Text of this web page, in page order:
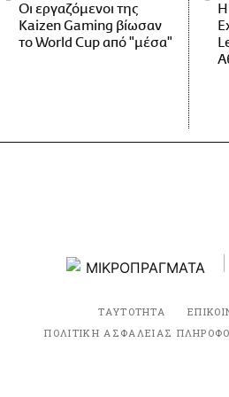
Οι εργαζόμενοι της
Kaizen Gaming βίωσαν
το World Cup από "μέσα"
ΤΑΥΤΟΤΗΤΑ
ΠΟΛΙΤΙΚΗ ΑΣΦΑΛΕΙΑΣ